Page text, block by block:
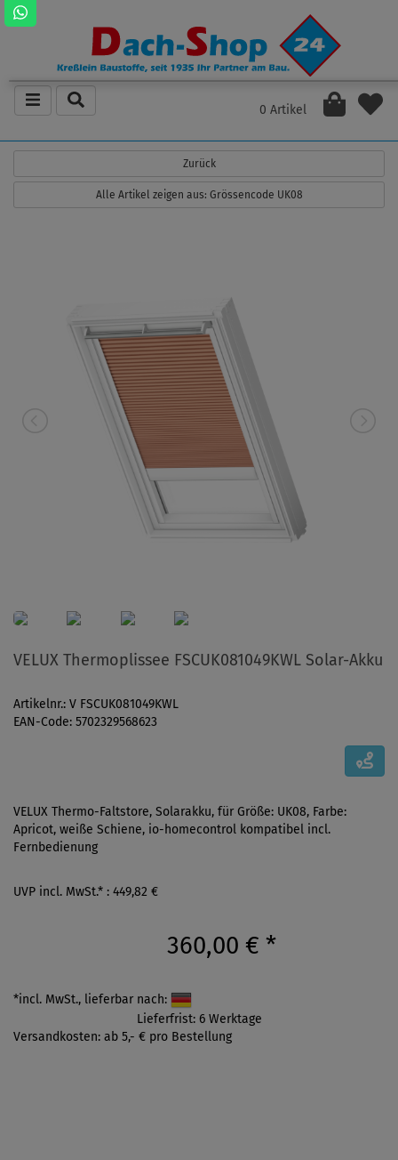
0 Artikel
Zurück
Alle Artikel zeigen aus: Grössencode UK08
VELUX Thermoplissee FSCUK081049KWL Solar-Akku
Artikelnr.: V FSCUK081049KWL
EAN-Code: 5702329568623
VELUX Thermo-Faltstore, Solarakku, für Größe: UK08, Farbe:
Apricot, weiße Schiene, io-homecontrol kompatibel incl.
Fernbedienung
UVP incl. MwSt.* : 449,82 €
360,00 € *
*incl. MwSt., lieferbar nach:
Lieferfrist: 6 Werktage
Versandkosten: ab 5,- € pro Bestellung